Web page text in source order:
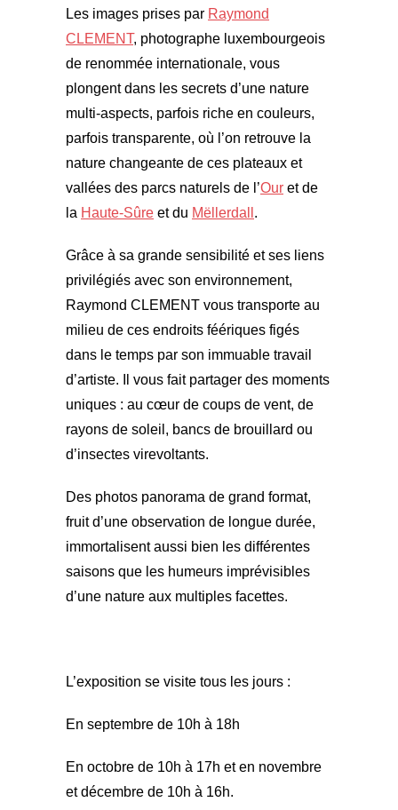
Les images prises par Raymond
CLEMENT, photographe luxembourgeois
de renommée internationale, vous
plongent dans les secrets d’une nature
multi-aspects, parfois riche en couleurs,
parfois transparente, où l’on retrouve la
nature changeante de ces plateaux et
vallées des parcs naturels de l’Our et de
la Haute-Sûre et du Mëllerdall .
Grâce à sa grande sensibilité et ses liens
privilégiés avec son environnement,
Raymond CLEMENT vous transporte au
milieu de ces endroits féériques figés
dans le temps par son immuable travail
d’artiste. Il vous fait partager des moments
uniques : au cœur de coups de vent, de
rayons de soleil, bancs de brouillard ou
d’insectes virevoltants.
Des photos panorama de grand format,
fruit d’une observation de longue durée,
immortalisent aussi bien les différentes
saisons que les humeurs imprévisibles
d’une nature aux multiples facettes.
L’exposition se visite tous les jours :
En septembre de 10h à 18h
En octobre de 10h à 17h et en novembre
et décembre de 10h à 16h.